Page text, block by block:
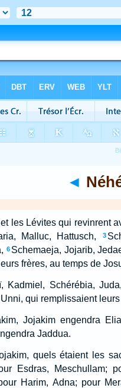
◄
les Lévites qui revinrent
Malluc, Hattusch, 3
6 Schemaeja, Jojarib,
frères, au temps de
Kadmiel, Schérébia,
qui remplissaient
Jojakim engendra
Jaddua.
quels étaient les
Esdras, Meschullam;
Harim, Adna; pour